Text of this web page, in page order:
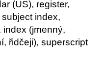
(US), register,
index,
index (jmenný,
řidčeji), superscript